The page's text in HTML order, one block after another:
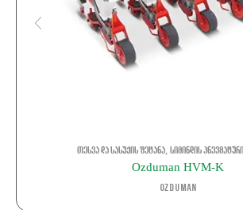
თესვა და სასუქის შეტანა, სიმინდის
Ozduman HVM-K
OZDUMAN